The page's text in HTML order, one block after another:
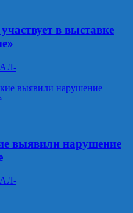
в выставке
АЛ-
выявили нарушение
АЛ-